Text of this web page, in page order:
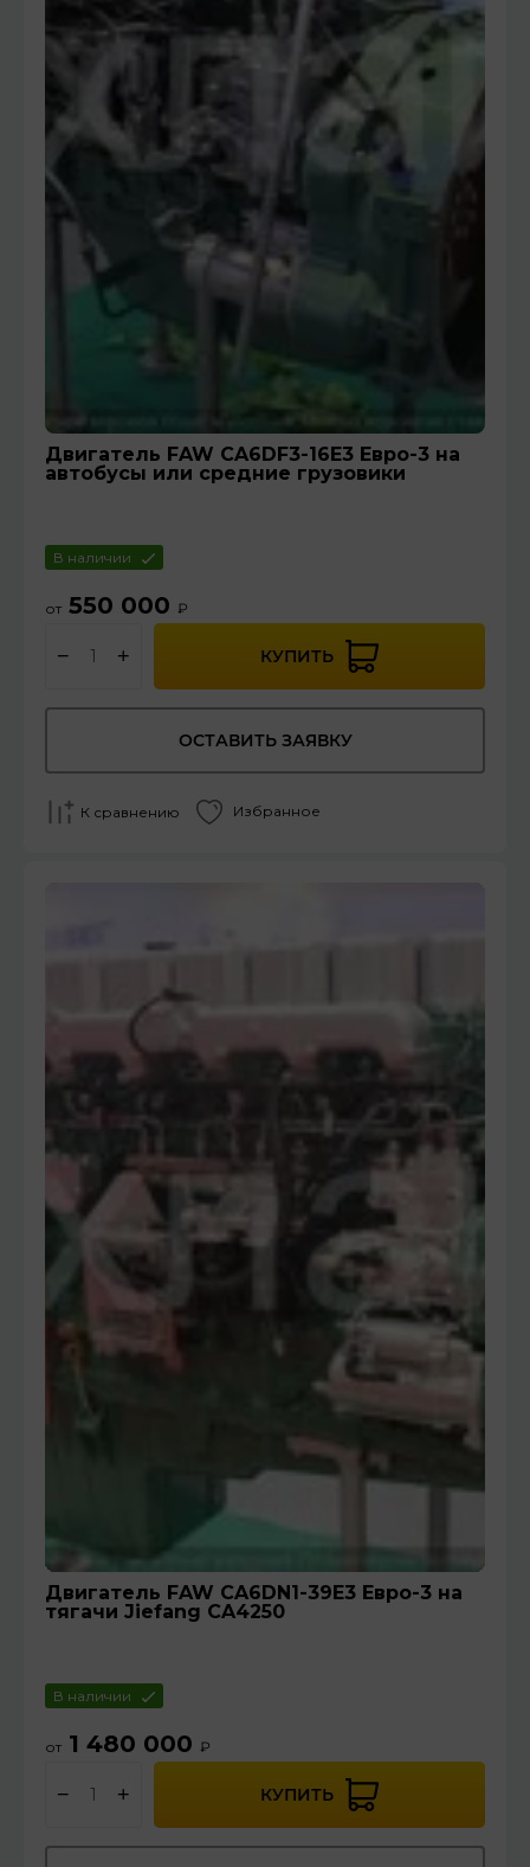
Двигатель FAW CA6DF3-16E3 Евро-3 на
автобусы или средние грузовики
В наличии
от 550 000 ₽
− + КУПИТЬ
ОСТАВИТЬ ЗАЯВКУ
К сравнению Избранное
Двигатель FAW CA6DN1-39E3 Евро-3 на
тягачи Jiefang CA4250
В наличии
от 1 480 000 ₽
− + КУПИТЬ